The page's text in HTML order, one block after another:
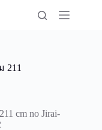
211
cm no Jirai-